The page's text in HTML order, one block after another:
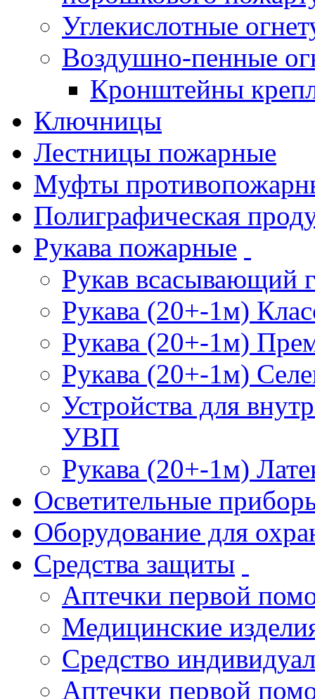
Углекислотные
Воздушно-пенные
Кронштейны
Ключницы
Лестницы пожарные
Муфты
Полиграфическая
Рукава пожарные
Рукав всасывающий
Рукава (20+-1м)
Рукава (20+-1м)
Рукава (20+-1м)
Устройства для
УВП
Рукава (20+-1м)
Осветительные
Оборудование для
Средства защиты
Аптечки первой
Медицинские
Средство
Аптечки первой